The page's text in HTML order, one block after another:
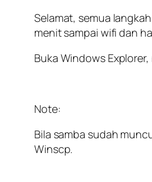
Selamat, semua
menit sampai wifi dan
Buka Windows
Note:
Bila samba sudah
Winscp.